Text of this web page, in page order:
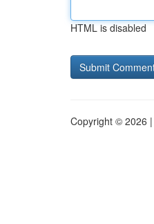
HTML is disabled
Copyright © 2026 |